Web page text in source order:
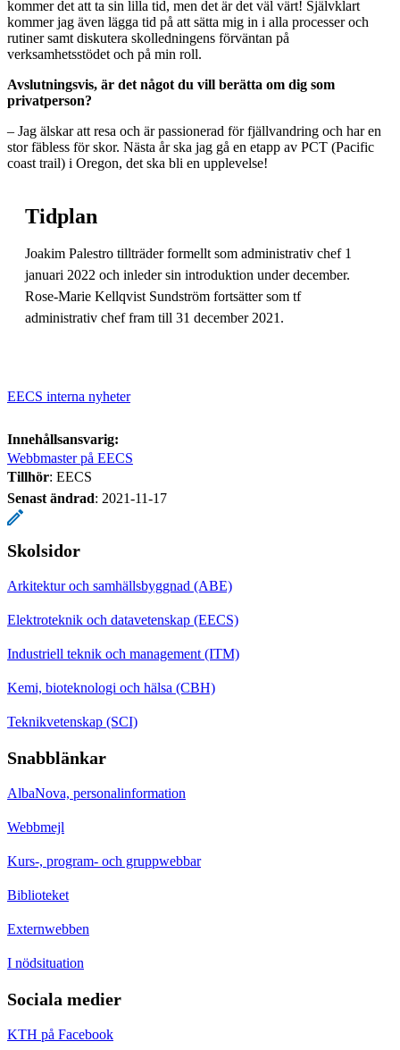
kommer det att ta sin lilla tid, men det är det väl värt! Självklart
kommer jag även lägga tid på att sätta mig in i alla processer och
rutiner samt diskutera skolledningens förväntan på
verksamhetsstödet och på min roll.
Avslutningsvis, är det något du vill berätta om dig som
privatperson?
– Jag älskar att resa och är passionerad för fjällvandring och har en
stor fäbless för skor. Nästa år ska jag gå en etapp av PCT (Pacific
coast trail) i Oregon, det ska bli en upplevelse!
Tidplan
Joakim Palestro tillträder formellt som administrativ chef 1
januari 2022 och inleder sin introduktion under december.
Rose-Marie Kellqvist Sundström fortsätter som tf
administrativ chef fram till 31 december 2021.
EECS interna nyheter
Innehållsansvarig:
Webbmaster på EECS
Tillhör: EECS
Senast ändrad: 2021-11-17
Skolsidor
Arkitektur och samhällsbyggnad (ABE)
Elektroteknik och datavetenskap (EECS)
Industriell teknik och management (ITM)
Kemi, bioteknologi och hälsa (CBH)
Teknikvetenskap (SCI)
Snabblänkar
AlbaNova, personalinformation
Webbmejl
Kurs-, program- och gruppwebbar
Biblioteket
Externwebben
I nödsituation
Sociala medier
KTH på Facebook